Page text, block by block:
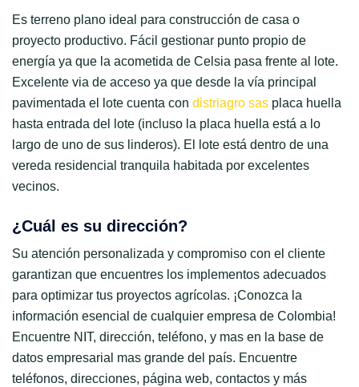
Es terreno plano ideal para construcción de casa o
proyecto productivo. Fácil gestionar punto propio de
energía ya que la acometida de Celsia pasa frente al lote.
Excelente via de acceso ya que desde la vía principal
pavimentada el lote cuenta con distriagro sas placa huella
hasta entrada del lote (incluso la placa huella está a lo
largo de uno de sus linderos). El lote está dentro de una
vereda residencial tranquila habitada por excelentes
vecinos.
¿Cuál es su dirección?
Su atención personalizada y compromiso con el cliente
garantizan que encuentres los implementos adecuados
para optimizar tus proyectos agrícolas. ¡Conozca la
información esencial de cualquier empresa de Colombia!
Encuentre NIT, dirección, teléfono, y mas en la base de
datos empresarial mas grande del país. Encuentre
teléfonos, direcciones, página web, contactos y más